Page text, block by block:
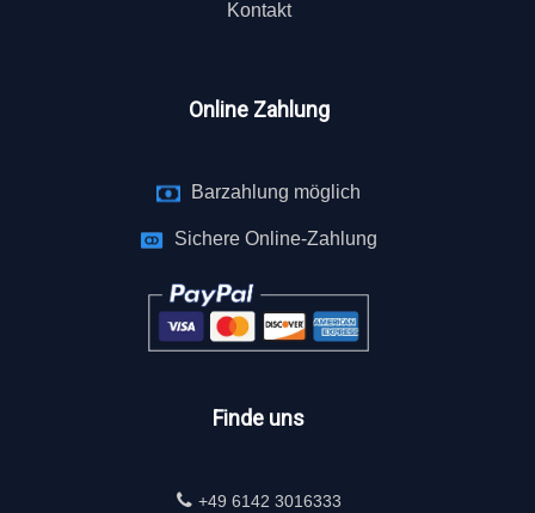
Kontakt
Online Zahlung
Barzahlung möglich
Sichere Online-Zahlung
Finde uns
+49 6142 3016333